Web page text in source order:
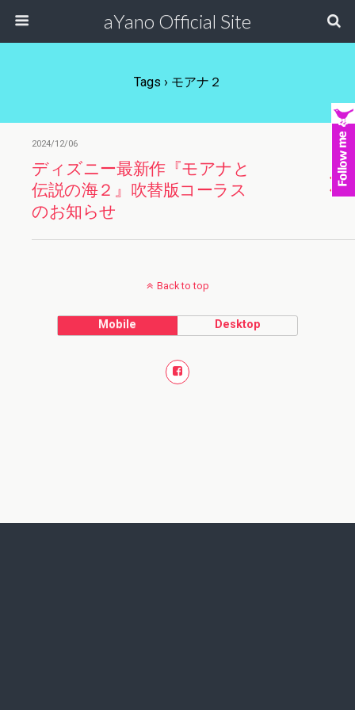
aYano Official Site
Tags › モアナ２
2024/12/06
ディズニー最新作『モアナと
伝説の海２』吹替版コーラス
のお知らせ
Back to top
Mobile Desktop